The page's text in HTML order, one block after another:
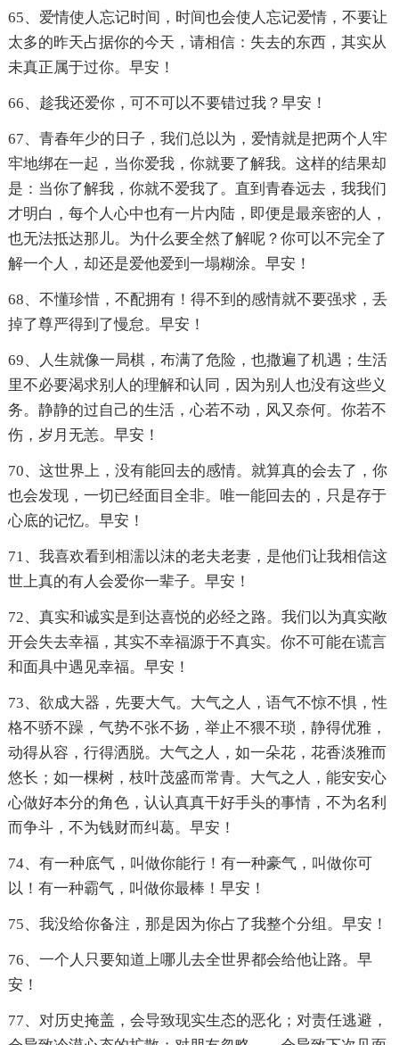
65、爱情使人忘记时间，时间也会使人忘记爱情，不要让
太多的昨天占据你的今天，请相信：失去的东西，其实从
未真正属于过你。早安！
66、趁我还爱你，可不可以不要错过我？早安！
67、青春年少的日子，我们总以为，爱情就是把两个人牢
牢地绑在一起，当你爱我，你就要了解我。这样的结果却
是：当你了解我，你就不爱我了。直到青春远去，我我们
才明白，每个人心中也有一片内陆，即便是最亲密的人，
也无法抵达那儿。为什么要全然了解呢？你可以不完全了
解一个人，却还是爱他爱到一塌糊涂。早安！
68、不懂珍惜，不配拥有！得不到的感情就不要强求，丢
掉了尊严得到了慢怠。早安！
69、人生就像一局棋，布满了危险，也撒遍了机遇；生活
里不必要渴求别人的理解和认同，因为别人也没有这些义
务。静静的过自己的生活，心若不动，风又奈何。你若不
伤，岁月无恙。早安！
70、这世界上，没有能回去的感情。就算真的会去了，你
也会发现，一切已经面目全非。唯一能回去的，只是存于
心底的记忆。早安！
71、我喜欢看到相濡以沫的老夫老妻，是他们让我相信这
世上真的有人会爱你一辈子。早安！
72、真实和诚实是到达喜悦的必经之路。我们以为真实敞
开会失去幸福，其实不幸福源于不真实。你不可能在谎言
和面具中遇见幸福。早安！
73、欲成大器，先要大气。大气之人，语气不惊不惧，性
格不骄不躁，气势不张不扬，举止不猥不琐，静得优雅，
动得从容，行得洒脱。大气之人，如一朵花，花香淡雅而
悠长；如一棵树，枝叶茂盛而常青。大气之人，能安安心
心做好本分的角色，认认真真干好手头的事情，不为名利
而争斗，不为钱财而纠葛。早安！
74、有一种底气，叫做你能行！有一种豪气，叫做你可
以！有一种霸气，叫做你最棒！早安！
75、我没给你备注，那是因为你占了我整个分组。早安！
76、一个人只要知道上哪儿去全世界都会给他让路。早
安！
77、对历史掩盖，会导致现实生态的恶化；对责任逃避，